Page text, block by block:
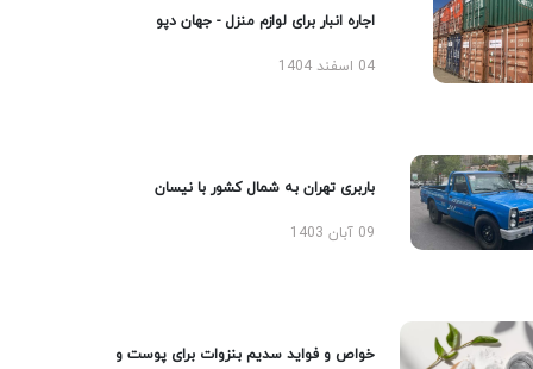
اجاره انبار برای لوازم منزل - جهان دپو
04 اسفند 1404
باربری تهران به شمال کشور با نیسان
09 آبان 1403
خواص و فواید سدیم بنزوات برای پوست و